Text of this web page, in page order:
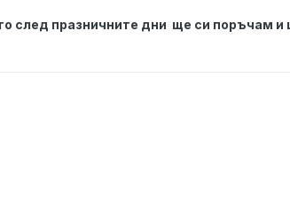
след празничните дни ще си поръчам